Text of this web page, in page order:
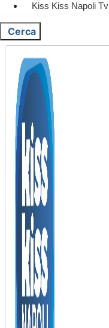
Kiss Kiss Napoli Tv
Cerca